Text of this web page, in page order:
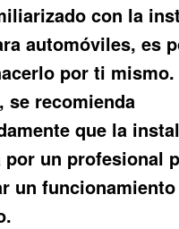
con la
automóviles, es
por ti mismo.
se recomienda
que la
por un profesional
un